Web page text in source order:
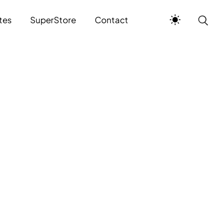
SuperStore Contact